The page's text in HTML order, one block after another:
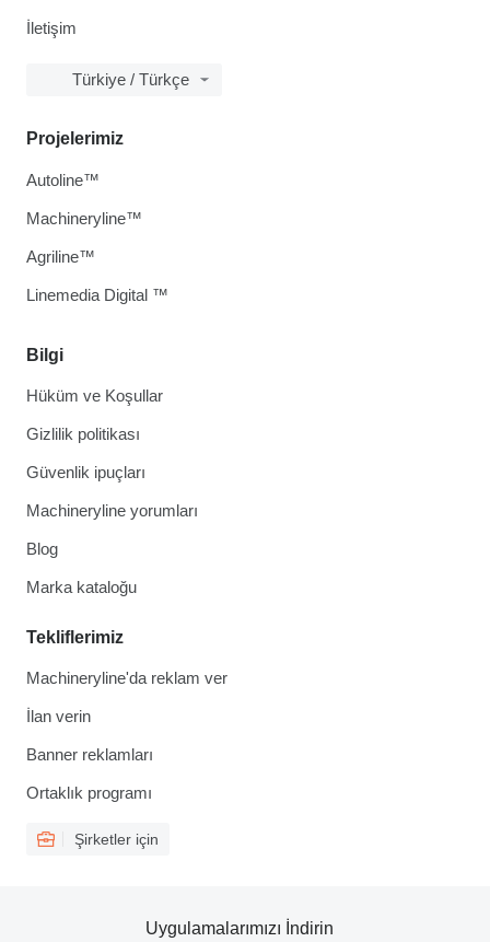
İletişim
Türkiye / Türkçe
Bilgi
Hüküm ve Koşullar
Gizlilik politikası
Güvenlik ipuçları
Machineryline yorumları
Blog
Marka kataloğu
Tekliflerimiz
Machineryline'da reklam ver
İlan verin
Banner reklamları
Ortaklık programı
Şirketler için
Projelerimiz
Autoline™
Machineryline™
Agriline™
Linemedia Digital ™
Uygulamalarımızı İndirin